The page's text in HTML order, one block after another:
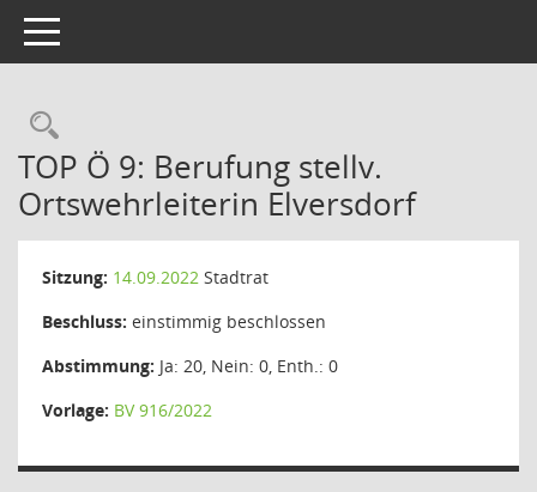
Toggle navigation
Rechercheauswahl
TOP Ö 9: Berufung stellv.
Ortswehrleiterin Elversdorf
Sitzung: 14.09.2022 Stadtrat
Beschluss: einstimmig beschlossen
Abstimmung: Ja: 20, Nein: 0, Enth.: 0
Vorlage: BV 916/2022